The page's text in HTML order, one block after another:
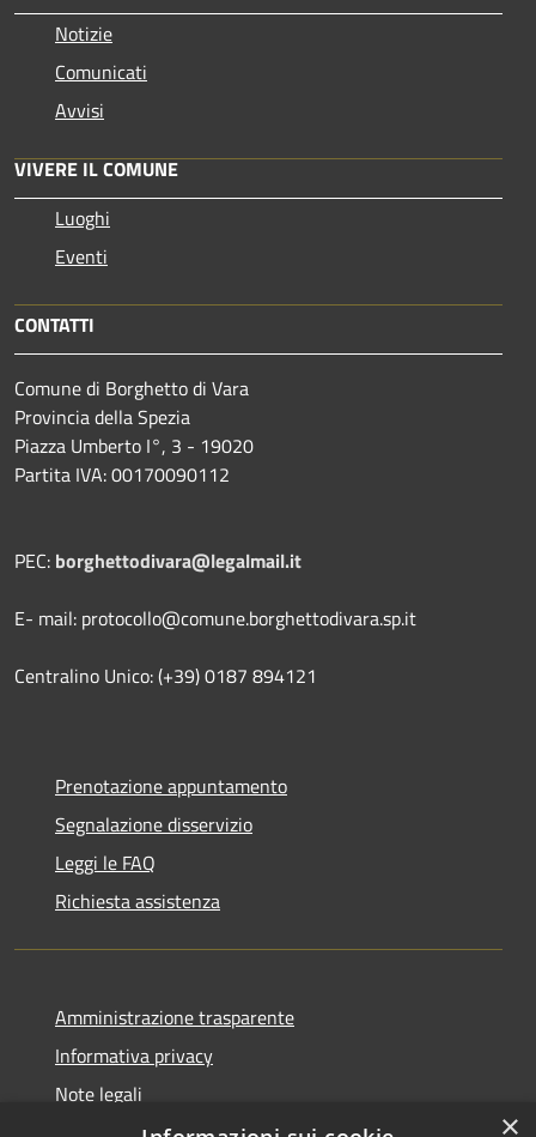
Notizie
Comunicati
Avvisi
VIVERE IL COMUNE
Luoghi
Eventi
CONTATTI
Comune di Borghetto di Vara
Provincia della Spezia
Piazza Umberto I°, 3 - 19020
Partita IVA: 00170090112
PEC: borghettodivara@legalmail.it
E- mail: protocollo@comune.borghettodivara.sp.it
Centralino Unico: (+39) 0187 894121
Prenotazione appuntamento
Segnalazione disservizio
Leggi le FAQ
Richiesta assistenza
Amministrazione trasparente
Informativa privacy
Note legali
×